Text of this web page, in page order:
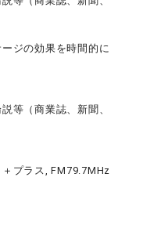
ジの効果を時間的に
等（商業誌、新聞、
プラス, FM79.7MHz